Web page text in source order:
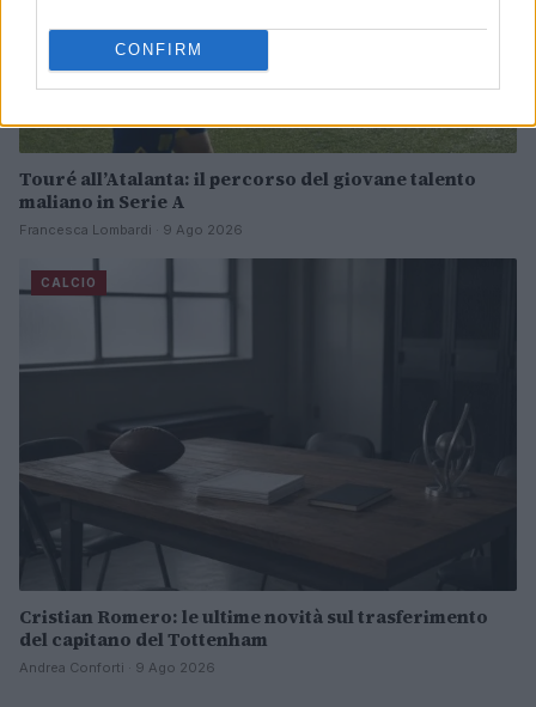
CONFIRM
Touré all’Atalanta: il percorso del giovane talento
maliano in Serie A
Francesca Lombardi · 9 Ago 2026
CALCIO
Cristian Romero: le ultime novità sul trasferimento
del capitano del Tottenham
Andrea Conforti · 9 Ago 2026